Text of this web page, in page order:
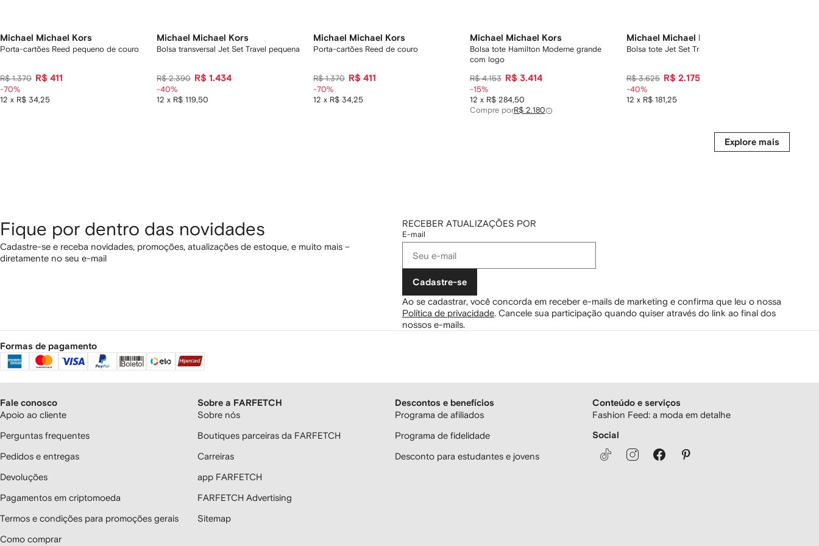
Michael Michael Kors
Porta-cartões Reed pequeno de couro
R$ 1.370 R$ 411
12 x R$ 34,25
-70%
Michael Michael Kors
Bolsa transversal Jet Set Travel pequena
R$ 2.390 R$ 1.434
12 x R$ 119,50
-40%
Michael Michael Kors
Porta-cartões Reed de couro
R$ 1.370 R$ 411
12 x R$ 34,25
-70%
Michael Michael Kors
Bolsa tote Hamilton Moderne grande
com logo
R$ 4.153 R$ 3.414
12 x R$ 284,50
-15%
Compre porR$ 2.180
Michael Michael Kors
Bolsa tote Jet Set Travel
R$ 3.625 R$ 2.175
12 x R$ 181,25
-40%
Explore mais
Fique por dentro das novidades
Cadastre-se e receba novidades, promoções, atualizações de estoque, e muito mais –
diretamente no seu e-mail
RECEBER ATUALIZAÇÕES POR
E-mail
Cadastre-se
Ao se cadastrar, você concorda em receber e-mails de marketing e confirma que leu o nossa
Política de privacidade. Cancele sua participação quando quiser através do link ao final dos
nossos e-mails.
Formas de pagamento
Fale conosco
Apoio ao cliente
Perguntas frequentes
Pedidos e entregas
Devoluções
Pagamentos em criptomoeda
Termos e condições para promoções gerais
Como comprar
Sobre a FARFETCH
Sobre nós
Boutiques parceiras da FARFETCH
Carreiras
app FARFETCH
FARFETCH Advertising
Sitemap
Descontos e benefícios
Programa de afiliados
Programa de fidelidade
Desconto para estudantes e jovens
Conteúdo e serviços
Fashion Feed: a moda em detalhe
Social